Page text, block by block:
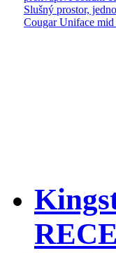
Slušný prostor,
Cougar Uniface mid